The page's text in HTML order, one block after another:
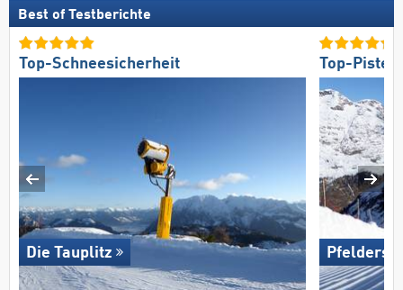
Best of Testberichte
Top-Schneesicherheit
Die Tauplitz
Top-
Pfelders